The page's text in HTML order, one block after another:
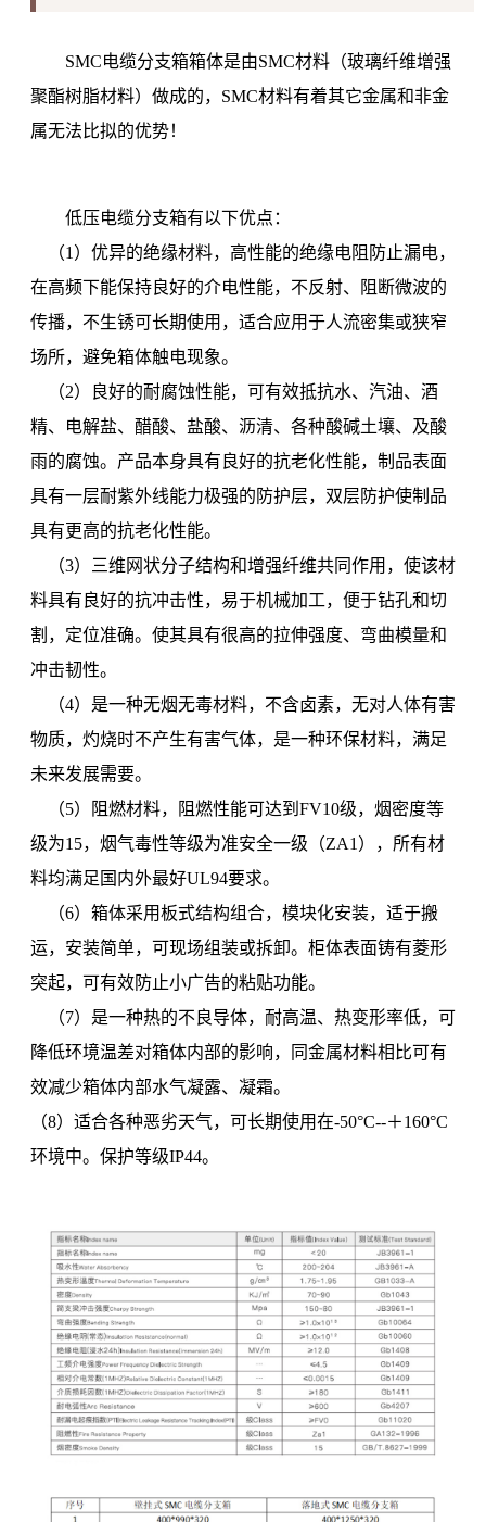
SMC电缆分支箱箱体是由SMC材料（玻璃纤维增强
聚酯树脂材料）做成的，SMC材料有着其它金属和非金
属无法比拟的优势！
低压电缆分支箱有以下优点：
（1）优异的绝缘材料，高性能的绝缘电阻防止漏电，
在高频下能保持良好的介电性能，不反射、阻断微波的
传播，不生锈可长期使用，适合应用于人流密集或狭窄
场所，避免箱体触电现象。
（2）良好的耐腐蚀性能，可有效抵抗水、汽油、酒
精、电解盐、醋酸、盐酸、沥清、各种酸碱土壤、及酸
雨的腐蚀。产品本身具有良好的抗老化性能，制品表面
具有一层耐紫外线能力极强的防护层，双层防护使制品
具有更高的抗老化性能。
（3）三维网状分子结构和增强纤维共同作用，使该材
料具有良好的抗冲击性，易于机械加工，便于钻孔和切
割，定位准确。使其具有很高的拉伸强度、弯曲模量和
冲击韧性。
（4）是一种无烟无毒材料，不含卤素，无对人体有害
物质，灼烧时不产生有害气体，是一种环保材料，满足
未来发展需要。
（5）阻燃材料，阻燃性能可达到FV10级，烟密度等
级为15，烟气毒性等级为准安全一级（ZA1），所有材
料均满足国内外最好UL94要求。
（6）箱体采用板式结构组合，模块化安装，适于搬
运，安装简单，可现场组装或拆卸。柜体表面铸有菱形
突起，可有效防止小广告的粘贴功能。
（7）是一种热的不良导体，耐高温、热变形率低，可
降低环境温差对箱体内部的影响，同金属材料相比可有
效减少箱体内部水气凝露、凝霜。
（8）适合各种恶劣天气，可长期使用在-50°C--＋160°C
环境中。保护等级IP44。